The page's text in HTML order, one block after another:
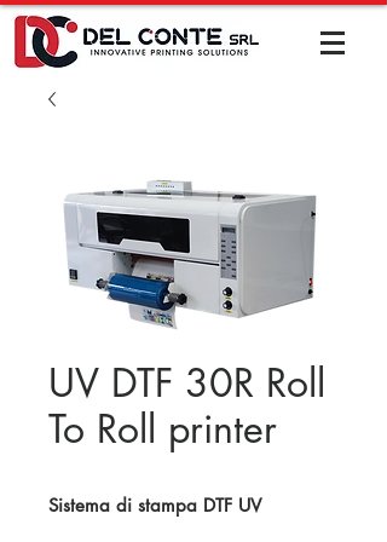
UV DTF 30R Roll
To Roll printer
Sistema di stampa DTF UV